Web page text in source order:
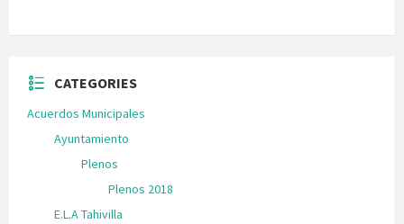
CATEGORIES
Acuerdos Municipales
Ayuntamiento
Plenos
Plenos 2018
E.L.A Tahivilla